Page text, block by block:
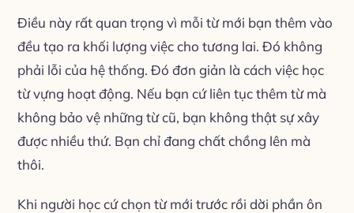
Điều này rất quan trọng vì mỗi từ mới bạn thêm vào
đều tạo ra khối lượng việc cho tương lai. Đó không
phải lỗi của hệ thống. Đó đơn giản là cách việc học
từ vựng hoạt động. Nếu bạn cứ liên tục thêm từ mà
không bảo vệ những từ cũ, bạn không thật sự xây
được nhiều thứ. Bạn chỉ đang chất chồng lên mà
thôi.
Khi người học cứ chọn từ mới trước rồi dời phần ôn